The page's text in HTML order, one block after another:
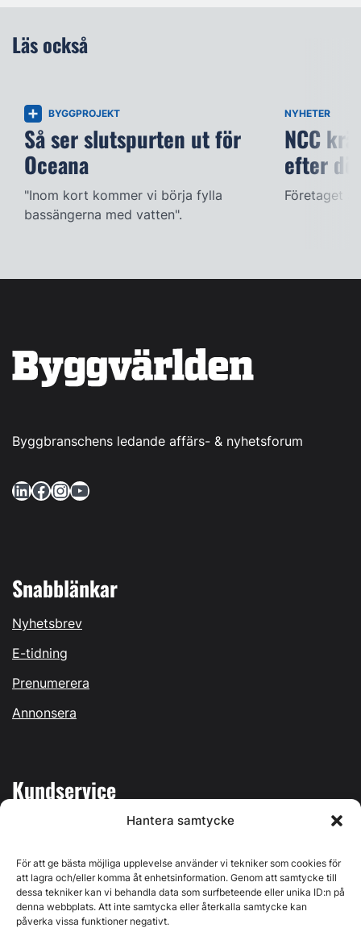
Hantera samtycke
För att ge bästa möjliga upplevelse använder vi tekniker som cookies för
att lagra och/eller komma åt enhetsinformation. Genom att samtycke till
dessa tekniker kan vi behandla data som surfbeteende eller unika ID:n på
denna webbplats. Att inte samtycka eller återkalla samtycke kan
påverka vissa funktioner negativt.
Läs också
BYGGPROJEKT
Så ser slutspurten ut för
Oceana
"Inom kort kommer vi börja fylla
bassängerna med vatten".
NYHETER
NCC
efter
Företaget
Byggbranschens ledande affärs- & nyhetsforum
LinkedIn Facebook InstagramYouTube
Snabblänkar
Nyhetsbrev
E-tidning
Prenumerera
Annonsera
Kundservice
Kontakta oss